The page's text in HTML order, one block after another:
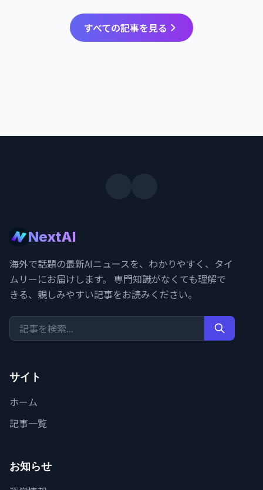
すべての記事を見る
NextAI
海外で話題の最新AIニュースを、わかりやすく、タイ
ムリーにお届けします。 専門知識がなくても理解で
きる、親しみやすい記事をお読みください。
サイト
ホーム
記事一覧
お知らせ